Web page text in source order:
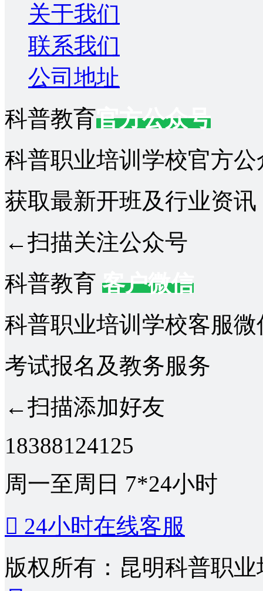
关于我们
联系我们
公司地址
科普教育官方公众号
科普职业培训学校官方公
获取最新开班及行业资讯
←扫描关注公众号
科普教育 客户微信
科普职业培训学校客服微
考试报名及教务服务
←扫描添加好友
18388124125
周一至周日 7*24小时
 24小时在线客服
版权所有：昆明科普职